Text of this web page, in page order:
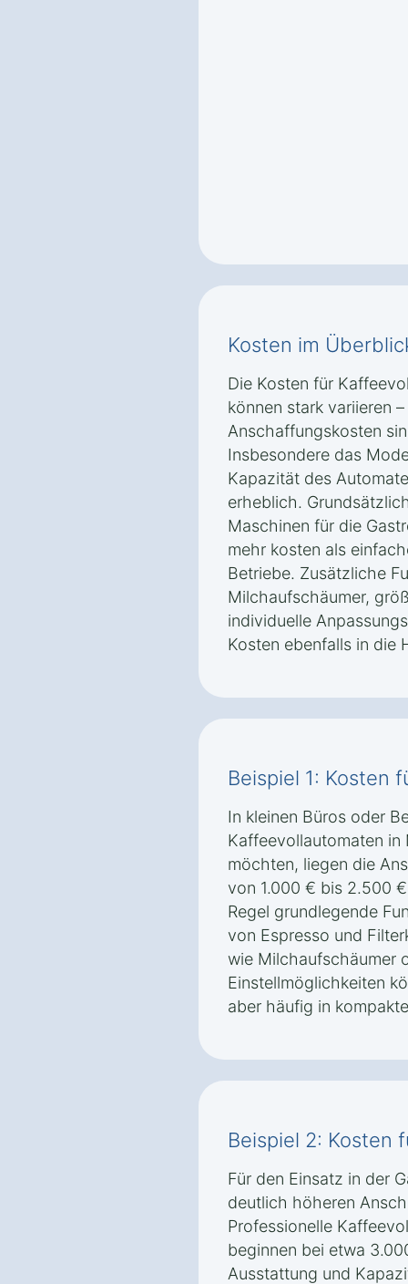
Kosten im
Die Kosten für
können stark variieren
Anschaffungskosten
Insbesondere das
Kapazität des
erheblich.
Maschinen für die
mehr kosten als
Betriebe. Zusätzliche
Milchaufschäumer,
individuelle
Kosten ebenfalls in die
Beispiel 1: Kosten
In kleinen Büros oder
Kaffeevollautomaten
möchten, liegen die
von 1.000 € bis 2.500
Regel grundlegende
von Espresso und
wie Milchaufschäumer
Einstellmöglichkeiten
aber häufig in
Beispiel 2: Kosten
Für den Einsatz in der
deutlich höheren
Professionelle
beginnen bei etwa
Ausstattung und